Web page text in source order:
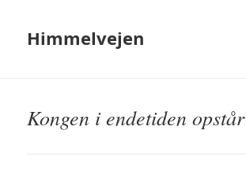
Himmelvejen
Kongen i endetiden opstår